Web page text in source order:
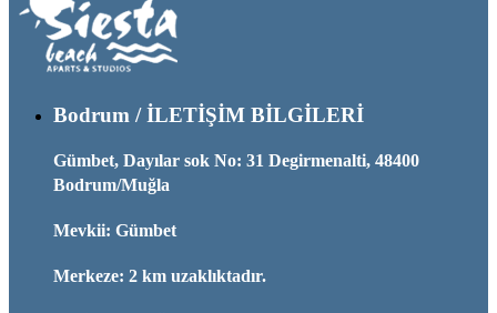
Bodrum / İLETİŞİM BİLGİLERİ
Gümbet, Dayılar sok No: 31 Degirmenalti, 48400
Bodrum/Muğla
Mevkii: Gümbet
Merkeze: 2 km uzaklıktadır.